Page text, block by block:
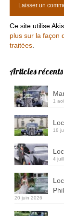
Ce site utilise
plus sur la façon
traitées
Articles récents
1
18
4
20 juin 2026